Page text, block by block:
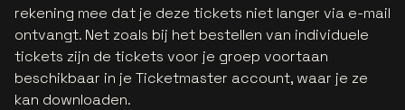
rekening mee dat je deze tickets niet langer via e-mail
ontvangt. Net zoals bij het bestellen van individuele
tickets zijn de tickets voor je groep voortaan
beschikbaar in je Ticketmaster account, waar je ze
kan downloaden.